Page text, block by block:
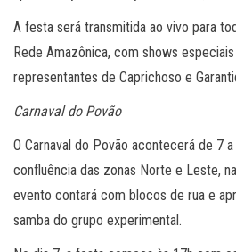
A festa será transmitida ao vivo para
Rede Amazônica, com shows
representantes de Caprichoso e
Carnaval do Povão
O Carnaval do Povão acontecerá de 7
confluência das zonas Norte e Leste,
evento contará com blocos de rua e
samba do grupo experimental.